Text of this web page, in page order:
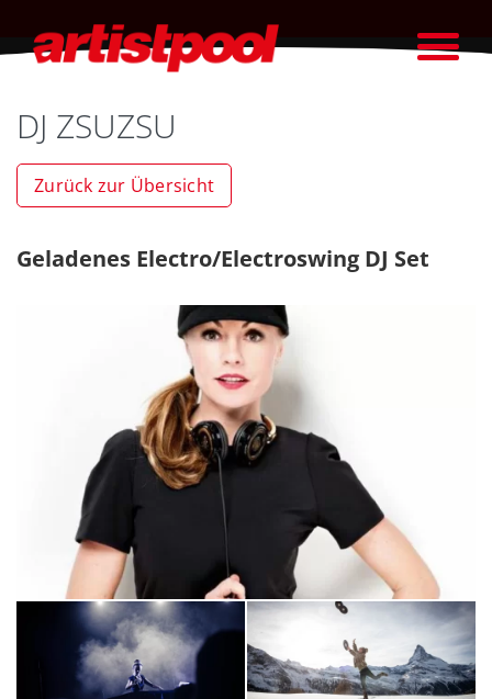
DJ ZSUZSU
Zurück zur Übersicht
Geladenes Electro/Electroswing DJ Set